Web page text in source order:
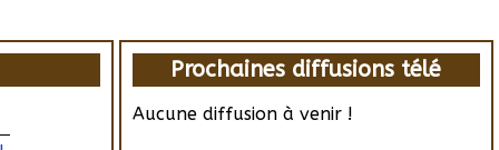
Prochaines diffusions télé
Aucune diffusion à venir !